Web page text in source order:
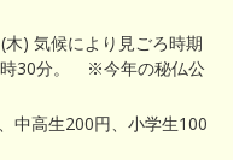
) 気候により見ごろ時期
時30分。 ※今年の秘仏公
中高生200円、小学生100